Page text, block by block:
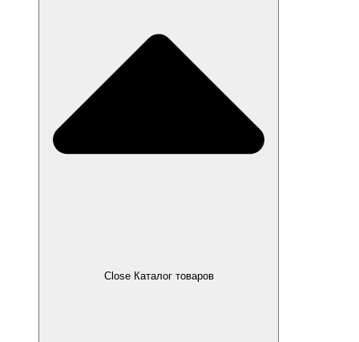
Close Каталог товаров